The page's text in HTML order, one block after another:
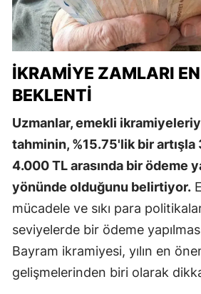
İKRAMIYE ZAMLARI
BEKLENTI
Uzmanlar, emekli
tahminin, %15.75'lik bir artışla
4.000 TL arasında bir ödeme
yönünde olduğunu belirtiyor.
mücadele ve sıkı para
seviyelerde bir ödeme
Bayram ikramiyesi, yılın en
gelişmelerinden biri olarak